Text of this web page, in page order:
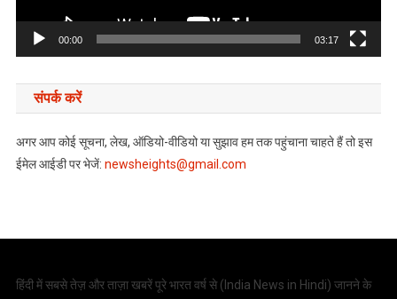
00:00 03:17
संपर्क करें
अगर आप कोई सूचना, लेख, ऑडियो-वीडियो या सुझाव हम तक पहुंचाना चाहते हैं तो इस
ईमेल आईडी पर भेजें: newsheights@gmail.com
हिंदी में सबसे तेज़ और ताज़ा खबरें पूरे भारत वर्ष से ( India News in Hindi) जानने के